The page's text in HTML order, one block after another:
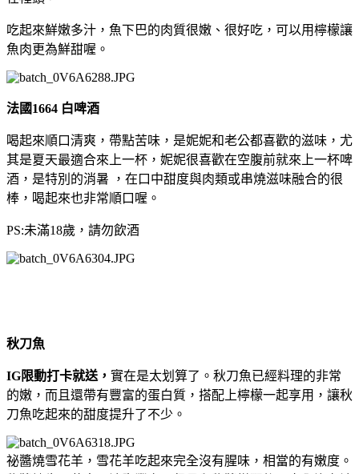
吃起來鮮嫩多汁，魚下巴的肉質很嫩、很好吃，可以用檸檬讓
魚肉更為鮮甜喔。
法國1664 白啤酒
喝起來順口清爽，帶點苦味，是妮妮和老公都喜歡的滋味，尤
其是夏天最適合來上一杯，妮妮很喜歡在空腹前就來上一杯啤
酒，是特別的消暑 ，在口中甜度與肉類或串燒滋味融合的很
棒，喝起來也非常順口喔。
PS:未滿18歲，請勿飲酒
秋刀魚
IG限動打卡就送， 實在是太划算了。秋刀魚已經料理的非常
的嫩，而且還帶有豐富的蛋白質，搭配上檸檬一起享用，讓秋
刀魚吃起來的甜度提升了不少。
祕醬燒雪花羊，雪花羊吃起來完全沒有腥味，相當的有嫩度。